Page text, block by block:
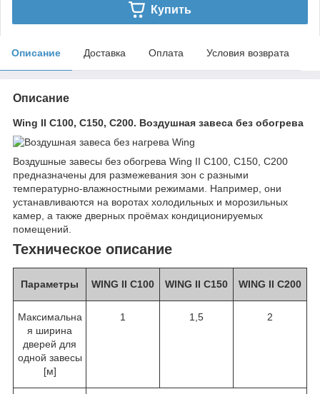
Купить
Описание Доставка Оплата Условия возврата
Описание
Wing II C100, C150, C200. Воздушная завеса без обогрева
Воздушные завесы без обогрева Wing II C100, C150, C200
предназначены для размежевания зон с разными
температурно-влажностными режимами. Например, они
устанавливаются на воротах холодильных и морозильных
камер, а также дверных проёмах кондиционируемых
помещений.
Техническое описание
Параметры WING II C100 WING II C150 WING II C200
Максимальна
я ширина
дверей для
одной завесы
[м]
1 1,5 2